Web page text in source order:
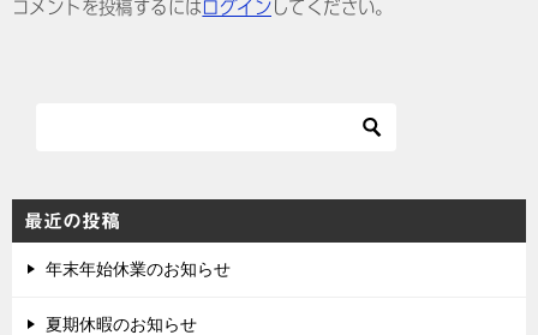
コメントを投稿するにはログインしてください。
最近の投稿
年末年始休業のお知らせ
夏期休暇のお知らせ